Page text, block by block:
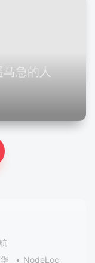
急的人
NodeLoc